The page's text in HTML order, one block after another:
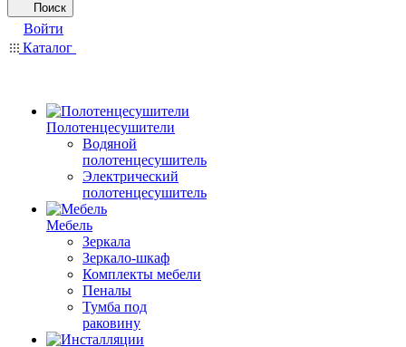
Поиск
Войти
Каталог
Полотенцесушители
Водяной
полотенцесушитель
Электрический
полотенцесушитель
Мебель
Зеркала
Зеркало-шкаф
Комплекты мебели
Пеналы
Тумба под
раковину